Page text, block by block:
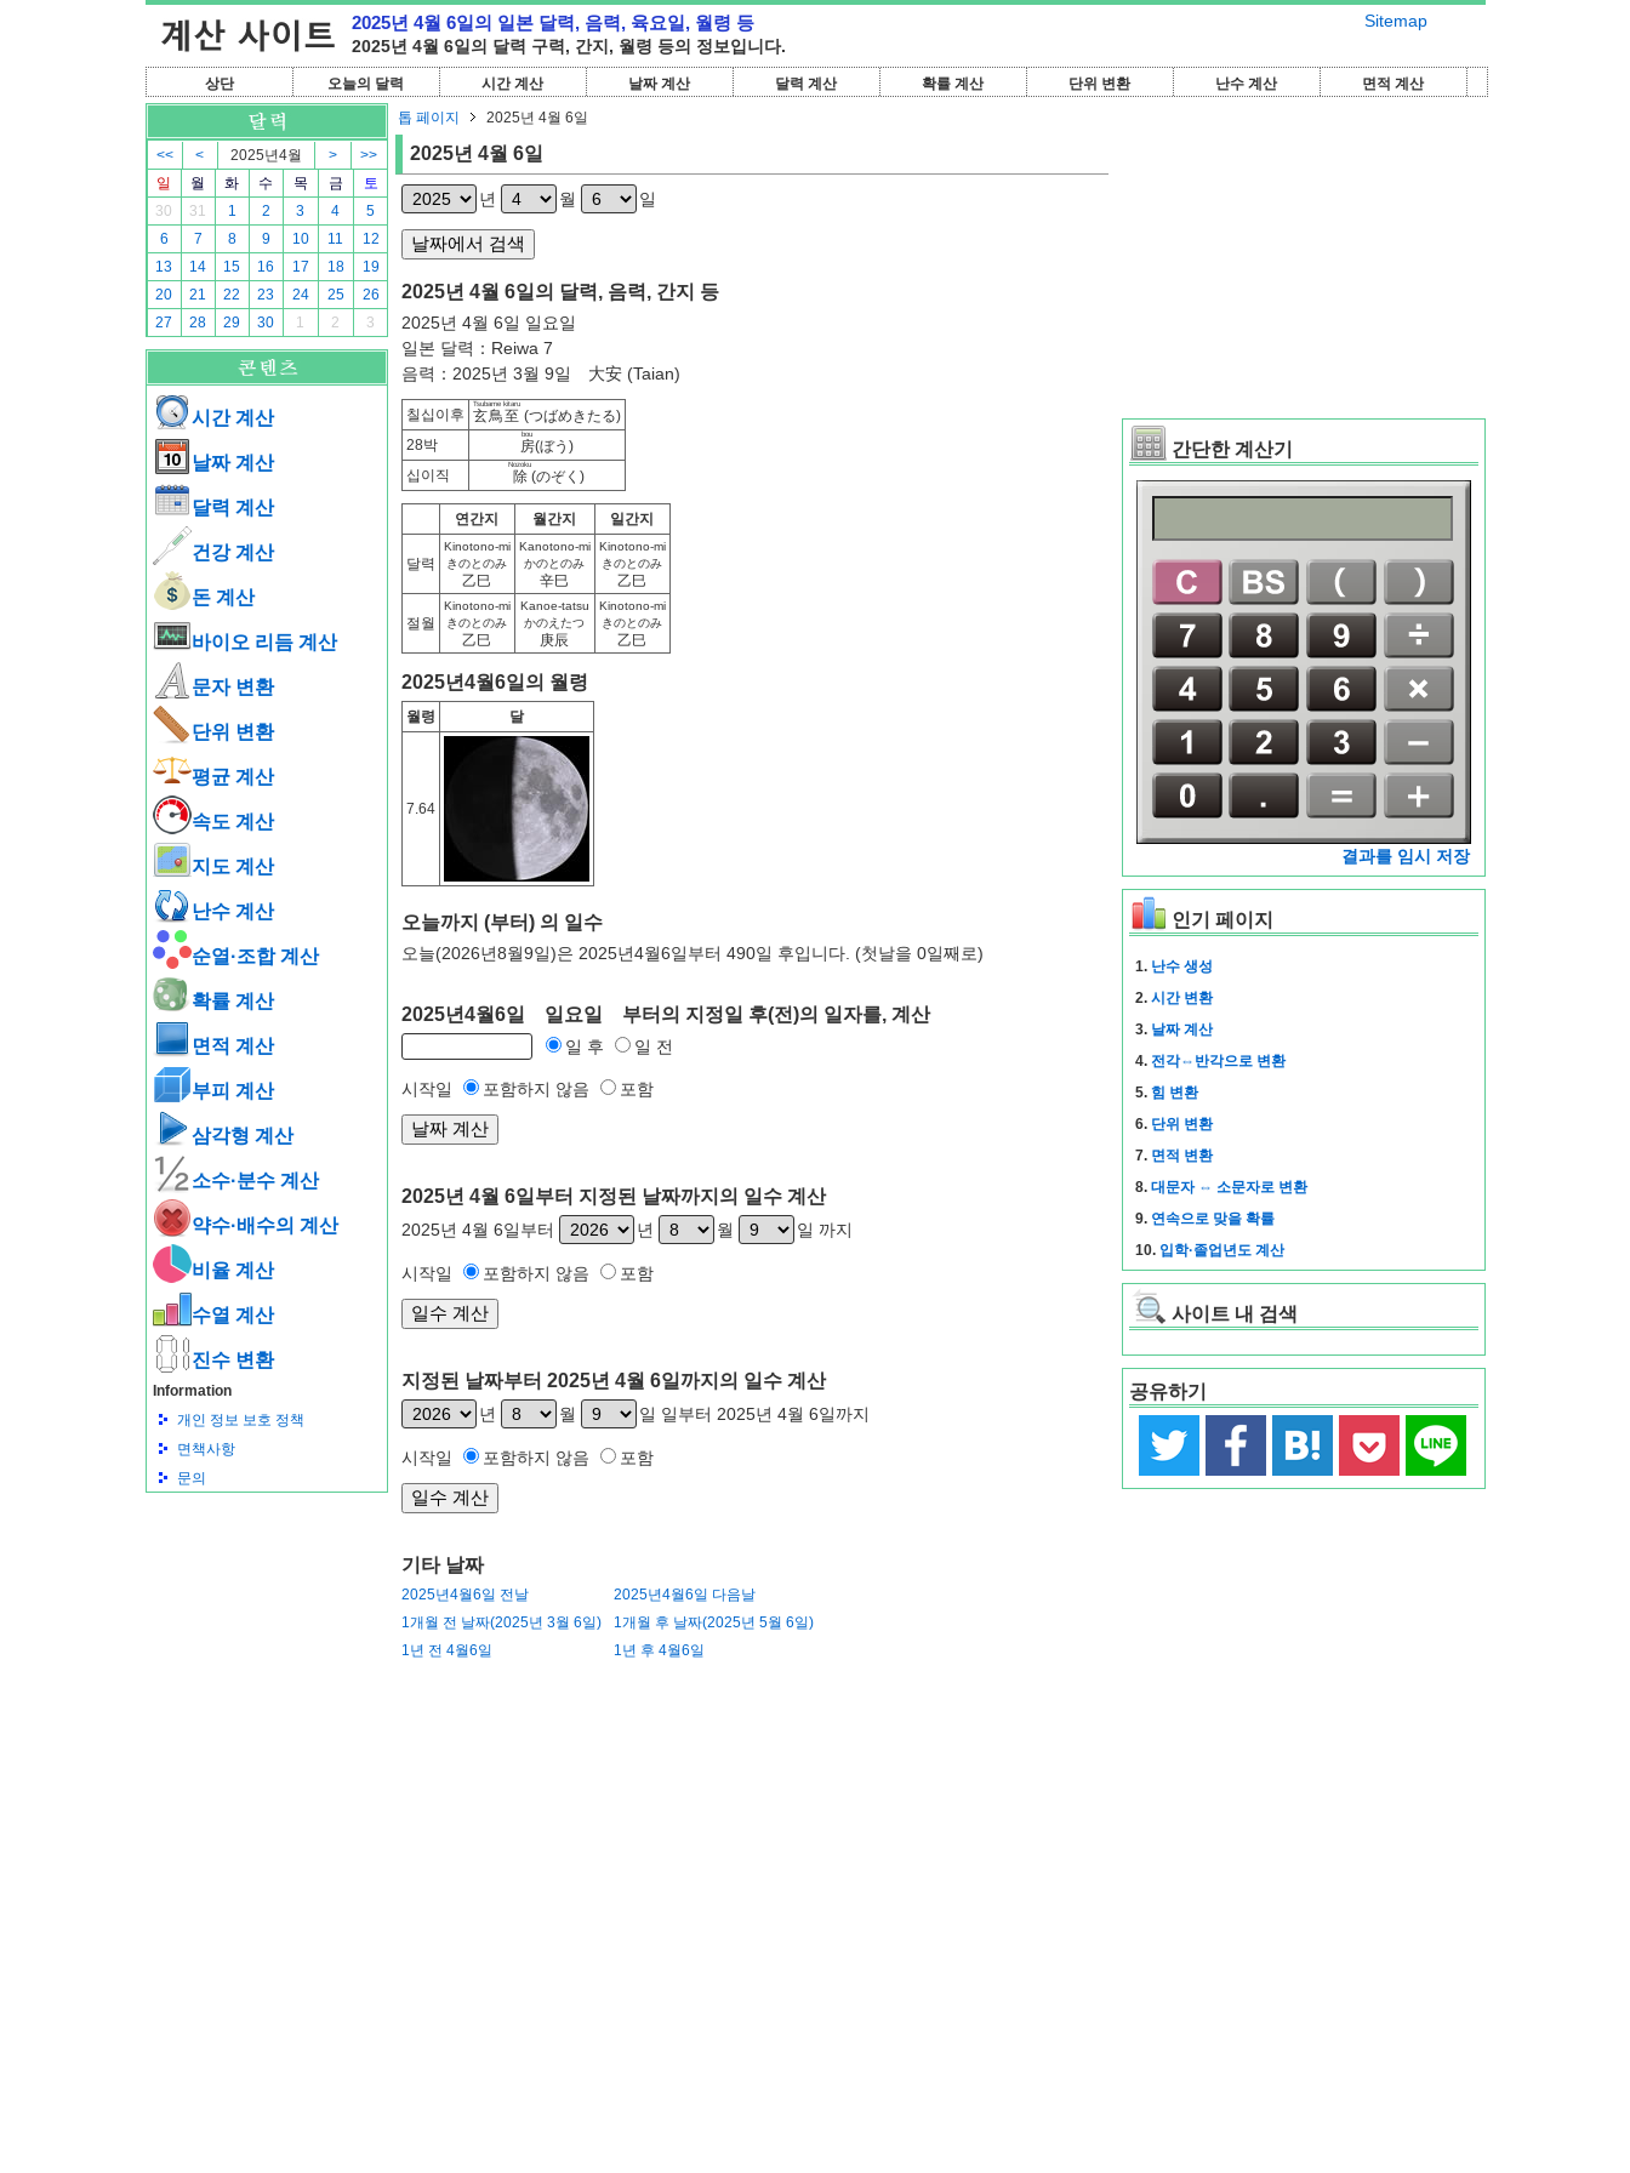
Sitemap
2025년 4월 6일의 일본 달력, 음력, 육요일, 월령 등
2025년 4월 6일의 달력 구력, 간지, 월령 등의 정보입니다.
상단 오늘의 달력 시간 계산 날짜 계산 달력 계산 확률 계산 단위 변환 난수 계산 면적 계산
<< < 2025년4월 >
>>
일
월 화 수 목 금
토
30
31 1 2 3 4
5
6
7 8 9 10 11
12
13
14 15 16 17 18
19
20
21 22 23 24 25
26
27
28 29 30 1 2 3
시간 계산
날짜 계산
달력 계산
건강 계산
돈 계산
바이오 리듬 계산
문자 변환
단위 변환
평균 계산
속도 계산
지도 계산
난수 계산
순열·조합 계산
확률 계산
면적 계산
부피 계산
삼각형 계산
소수·분수 계산
약수·배수의 계산
비율 계산
수열 계산
진수 변환
Information
개인 정보 보호 정책
면책사항
문의
톱 페이지 2025년 4월 6일
2025년 4월 6일
년 월 일
2025년 4월 6일의 달력, 음력, 간지 등
2025년 4월 6일 일요일
일본 달력：Reiwa 7
음력：2025년 3월 9일 大安 (Taian)
칠십이후 玄鳥至
Tsubame kitaru
(つばめきたる)
28박
房
bou
(ぼう)
십이직
除
Nozoku
(のぞく)
연간지 월간지 일간지
달력
Kinotono-mi
きのとのみ
乙巳
Kanotono-mi
かのとのみ
辛巳
Kinotono-mi
きのとのみ
乙巳
절월
Kinotono-mi
きのとのみ
乙巳
Kanoe-tatsu
かのえたつ
庚辰
Kinotono-mi
きのとのみ
乙巳
2025년4월6일의 월령
월령 달
7.64
오늘까지 (부터) 의 일수
오늘(2026년8월9일)은 2025년4월6일부터 490일 후입니다. (첫날을 0일째로)
2025년4월6일 일요일 부터의 지정일 후(전)의 일자를, 계산
일 후 일 전
시작일 포함하지 않음 포함
2025년 4월 6일부터 지정된 날짜까지의 일수 계산
2025년 4월 6일부터 년 월 일 까지
시작일 포함하지 않음 포함
지정된 날짜부터 2025년 4월 6일까지의 일수 계산
년 월 일 일부터 2025년 4월 6일까지
시작일 포함하지 않음 포함
기타 날짜
2025년4월6일 전날
2025년4월6일 다음날
1개월 전 날짜(2025년 3월 6일)
1개월 후 날짜(2025년 5월 6일)
1년 전 4월6일
1년 후 4월6일
간단한 계산기
결과를 임시 저장
인기 페이지
1. 난수 생성
2. 시간 변환
3. 날짜 계산
4. 전각⇔반각으로 변환
5. 힘 변환
6. 단위 변환
7. 면적 변환
8. 대문자 ⇔ 소문자로 변환
9. 연속으로 맞을 확률
10. 입학·졸업년도 계산
사이트 내 검색
공유하기